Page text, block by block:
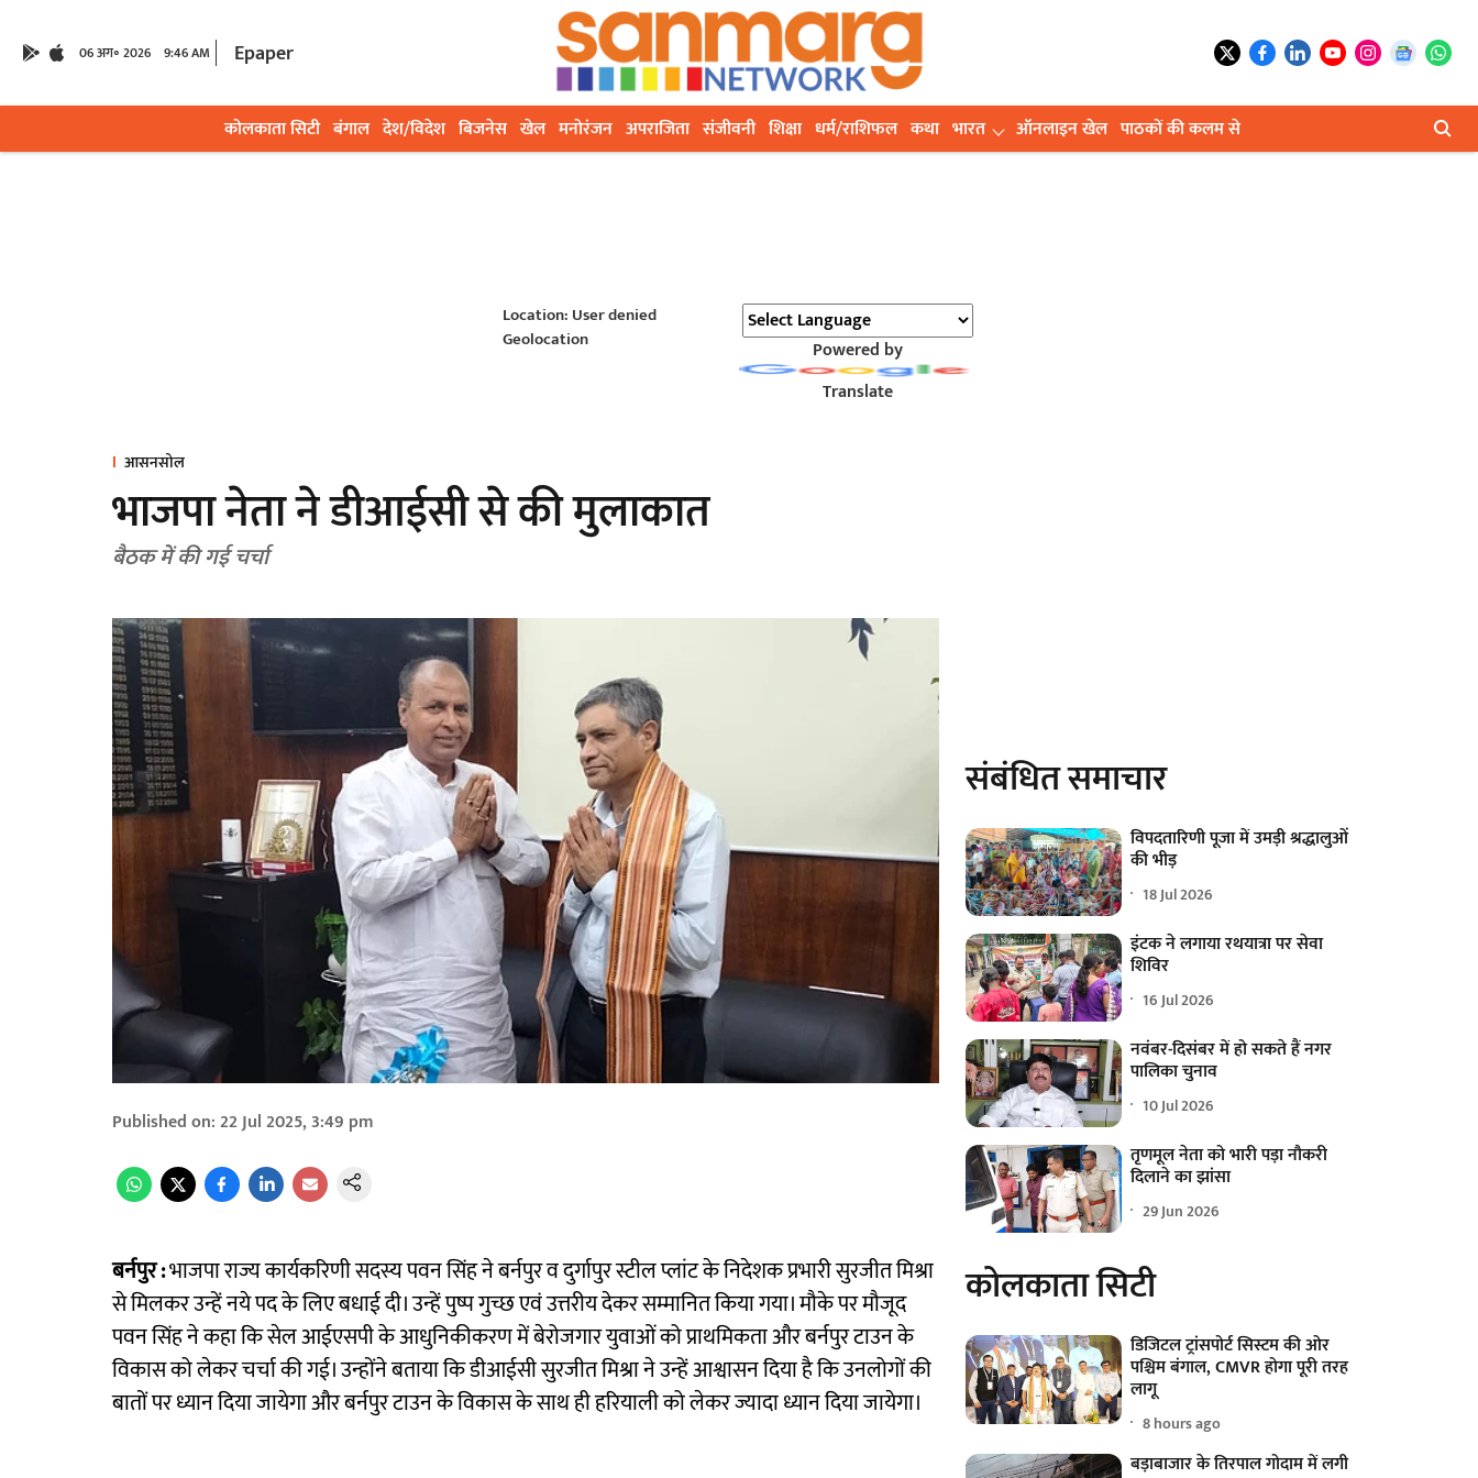
06 अग॰ 2026 9:46 AM Epaper
कोलकाता सिटी बंगाल देश/विदेश बिजनेस खेल मनोरंजन अपराजिता संजीवनी शिक्षा धर्म/राशिफल कथा भारत ऑनलाइन खेल पाठकों की कलम से
Location: User denied
Geolocation
Powered by
Translate
आसनसोल
भाजपा नेता ने डीआईसी से की मुलाकात
बैठक में की गई चर्चा
Published on:22 Jul 2025, 3:49 pm
बर्नपुर :भाजपा राज्य कार्यकरिणी सदस्य पवन सिंह ने बर्नपुर व दुर्गापुर स्टील प्लांट के निदेशक प्रभारी सुरजीत मिश्रा
से मिलकर उन्हें नये पद के लिए बधाई दी। उन्हें पुष्प गुच्छ एवं उत्तरीय देकर सम्मानित किया गया। मौके पर मौजूद
पवन सिंह ने कहा कि सेल आईएसपी के आधुनिकीकरण में बेरोजगार युवाओं को प्राथमिकता और बर्नपुर टाउन के
विकास को लेकर चर्चा की गई। उन्होंने बताया कि डीआईसी सुरजीत मिश्रा ने उन्हें आश्वासन दिया है कि उनलोगों की
बातों पर ध्यान दिया जायेगा और बर्नपुर टाउन के विकास के साथ ही हरियाली को लेकर ज्यादा ध्यान दिया जायेगा।
संबंधित समाचार
विपदतारिणी पूजा में उमड़ी श्रद्धालुओं
की भीड़
18 Jul 2026
इंटक ने लगाया रथयात्रा पर सेवा
शिविर
16 Jul 2026
नवंबर-दिसंबर में हो सकते हैं नगर
पालिका चुनाव
10 Jul 2026
तृणमूल नेता को भारी पड़ा नौकरी
दिलाने का झांसा
29 Jun 2026
कोलकाता सिटी
डिजिटल ट्रांसपोर्ट सिस्टम की ओर
पश्चिम बंगाल, CMVR होगा पूरी तरह
लागू
8 hours ago
बड़ाबाजार के तिरपाल गोदाम में लगी